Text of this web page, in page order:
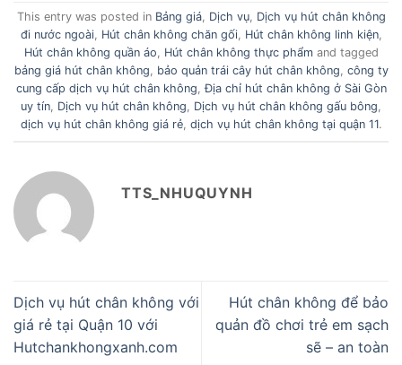
This entry was posted in Bảng giá, Dịch vụ, Dịch vụ hút chân không
đi nước ngoài, Hút chân không chăn gối, Hút chân không linh kiện,
Hút chân không quần áo, Hút chân không thực phẩmand tagged
bảng giá hút chân không, bảo quản trái cây hút chân không, công ty
cung cấp dịch vụ hút chân không,Địa chỉ hút chân không ở Sài Gòn
uy tín, Dịch vụ hút chân không, Dịch vụ hút chân không gấu bông,
dịch vụ hút chân không giá rẻ, dịch vụ hút chân không tại quận 11.
TTS_NHUQUYNH
Dịch vụ hút chân không với
giá rẻ tại Quận 10 với
Hutchankhongxanh.com
Hút chân không để bảo
quản đồ chơi trẻ em sạch
sẽ – an toàn